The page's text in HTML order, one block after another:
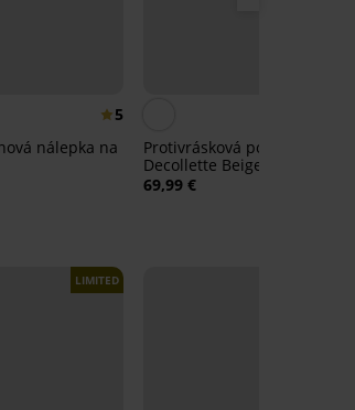
5
nálepka na
Protivrásková podprsenka La
Decollette Beige
69,99 €
LIMITED